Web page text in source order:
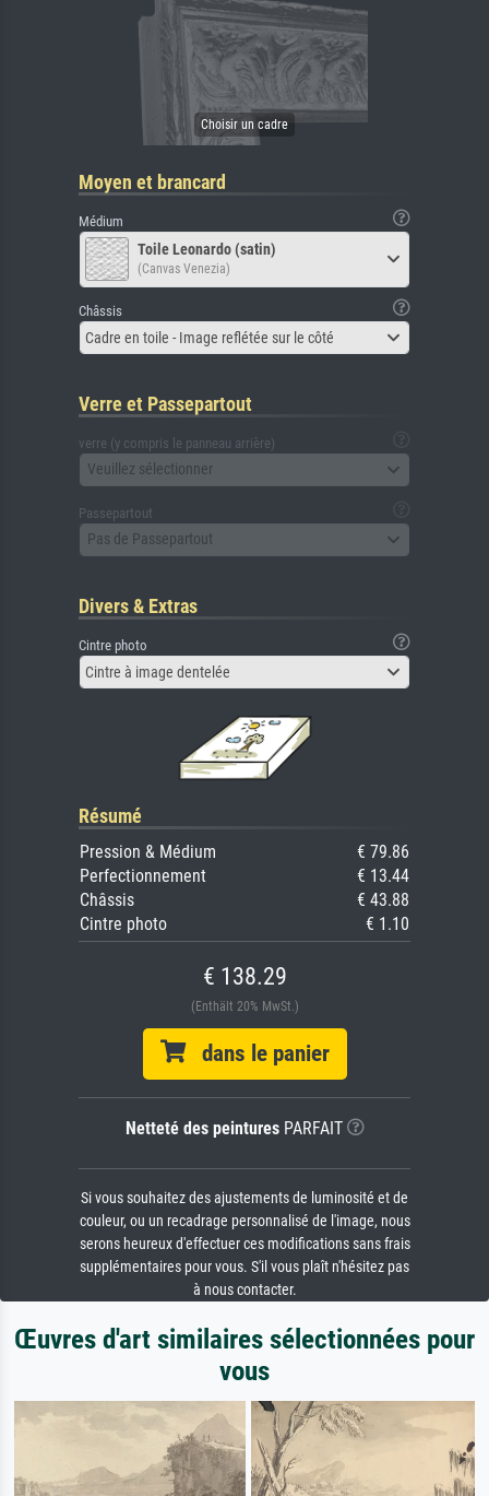
Moyen et brancard
Médium
Toile Leonardo (satin)
(Canvas Venezia)
Châssis
Cadre en toile - Image reflétée sur le côté
Verre et Passepartout
verre (y compris le panneau arrière)
Veuillez sélectionner
Passepartout
Pas de Passepartout
Divers & Extras
Cintre photo
Cintre à image dentelée
Résumé
Pression & Médium
€ 79.86
Perfectionnement
€ 13.44
Châssis
€ 43.88
Cintre photo
€ 1.10
€ 138.29
(Enthält 20% MwSt.)
dans le panier
Netteté des peinturesPARFAIT
Si vous souhaitez des ajustements de luminosité et de
couleur, ou un recadrage personnalisé de l'image, nous
serons heureux d'effectuer ces modifications sans frais
supplémentaires pour vous. S'il vous plaît n'hésitez pas
à nous contacter.
Œuvres d'art similaires sélectionnées pour
vous